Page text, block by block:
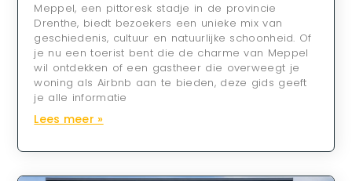
Meppel, een pittoresk stadje in de provincie
Drenthe, biedt bezoekers een unieke mix van
geschiedenis, cultuur en natuurlijke schoonheid. Of
je nu een toerist bent die de charme van Meppel
wil ontdekken of een gastheer die overweegt je
woning als Airbnb aan te bieden, deze gids geeft
je alle informatie
Lees meer »